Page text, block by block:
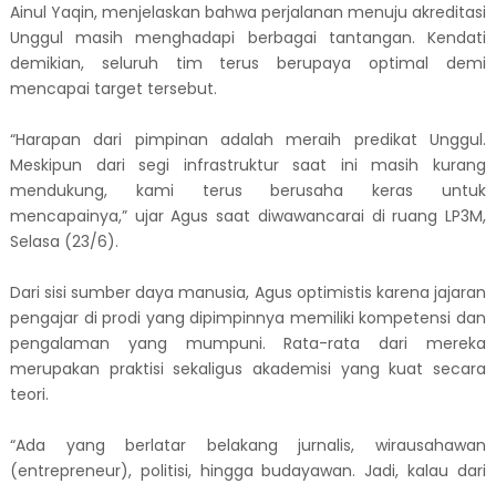
Ainul Yaqin, menjelaskan bahwa perjalanan menuju akreditasi
Unggul masih menghadapi berbagai tantangan. Kendati
demikian, seluruh tim terus berupaya optimal demi
mencapai target tersebut.
​“Harapan dari pimpinan adalah meraih predikat Unggul.
Meskipun dari segi infrastruktur saat ini masih kurang
mendukung, kami terus berusaha keras untuk
mencapainya,” ujar Agus saat diwawancarai di ruang LP3M,
Selasa (23/6).
Dari sisi sumber daya manusia, Agus optimistis karena jajaran
pengajar di prodi yang dipimpinnya memiliki kompetensi dan
pengalaman yang mumpuni. Rata-rata dari mereka
merupakan praktisi sekaligus akademisi yang kuat secara
teori.
​“Ada yang berlatar belakang jurnalis, wirausahawan
(entrepreneur), politisi, hingga budayawan. Jadi, kalau dari